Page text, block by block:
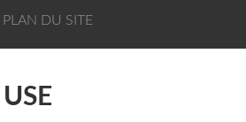
PLAN DU SITE